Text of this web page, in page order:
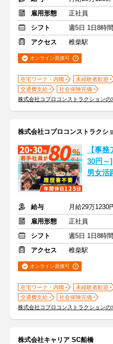
雇用形態
正社員
シフト
週5日 1日8時
アクセス
椎柴駅
オンライン面接可
在宅ワーク・内職 未経験者歓迎
交通費支給
社会保険完備
株式会社コプロコンストラクションの
株式会社コプロコンストラクシ
【事
30円～
男女活
給与
月給29万1230
雇用形態
正社員
シフト
週5日 1日8時
アクセス
椎柴駅
オンライン面接可
在宅ワーク・内職 未経験者歓迎
交通費支給
社会保険完備
株式会社コプロコンストラクションの
株式会社キャリア SC船橋